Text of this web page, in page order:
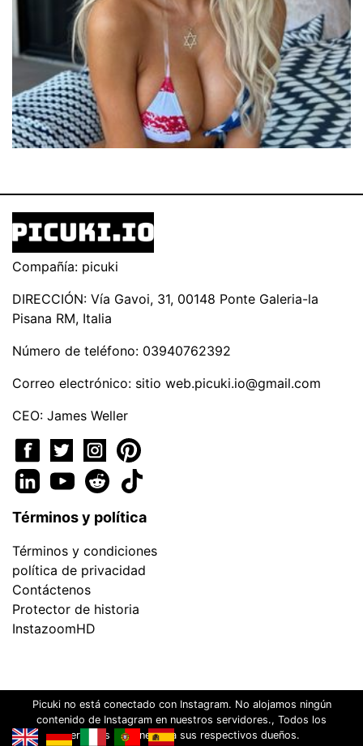
Compañía: picuki
DIRECCIÓN: Vía Gavoi, 31, 00148 Ponte Galeria-la
Pisana RM, Italia
Número de teléfono: 03940762392
Correo electrónico: sitio web.picuki.io@gmail.com
CEO: James Weller
Términos y política
Términos y condiciones
política de privacidad
Contáctenos
Protector de historia
InstazoomHD
Picuki no está conectado con Instagram. No alojamos ningún
contenido de Instagram en nuestros servidores., Todos los
derechos pertenecen a sus respectivos dueños.